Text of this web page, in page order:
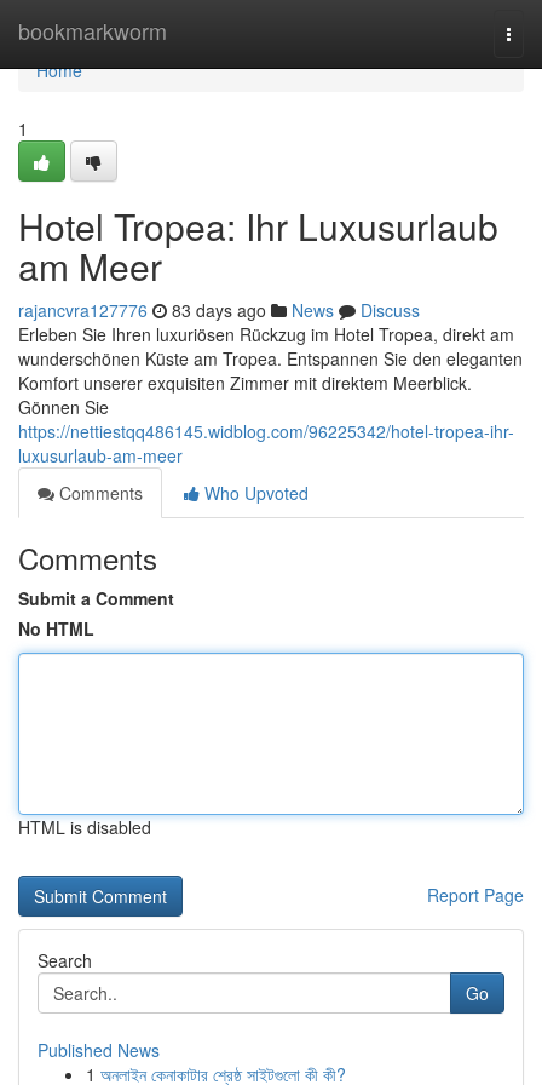
bookmarkworm
Home
Home
1
Hotel Tropea: Ihr Luxusurlaub
am Meer
rajancvra127776 83 days ago News
Discuss
Erleben Sie Ihren luxuriösen Rückzug im Hotel Tropea, direkt am
wunderschönen Küste am Tropea. Entspannen Sie den eleganten
Komfort unserer exquisiten Zimmer mit direktem Meerblick.
Gönnen Sie
https://nettiestqq486145.widblog.com/96225342/hotel-tropea-ihr-
luxusurlaub-am-meer
Comments
Who Upvoted
Comments
Submit a Comment
No HTML
HTML is disabled
Report Page
Search
Go
Published News
1 অনলাইন কেনাকাটার শ্রেষ্ঠ সাইটগুলো কী কী?